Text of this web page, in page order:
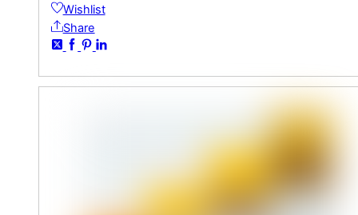
Wishlist
Share